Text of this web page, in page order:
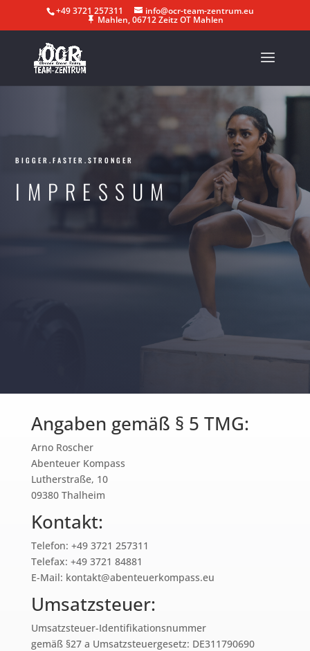
+49 3721 257311 info@ocr-team-zentrum.eu
Mahlen, 06712 Zeitz OT Mahlen
BIGGER.FASTER.STRONGER
IMPRESSUM
Angaben gemäß § 5 TMG:
Arno Roscher
Abenteuer Kompass
Lutherstraße, 10
09380 Thalheim
Kontakt:
Telefon: +49 3721 257311
Telefax: +49 3721 84881
E-Mail: kontakt@abenteuerkompass.eu
Umsatzsteuer:
Umsatzsteuer-Identifikationsnummer
gemäß §27 a Umsatzsteuergesetz: DE311790690